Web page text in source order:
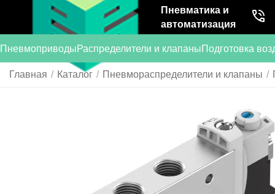
Пневматика и
автоматизация
ПневмоприводыРаспределители и клапаныПодготовка
Главная / Каталог / Пневмораспределители и клапаны /